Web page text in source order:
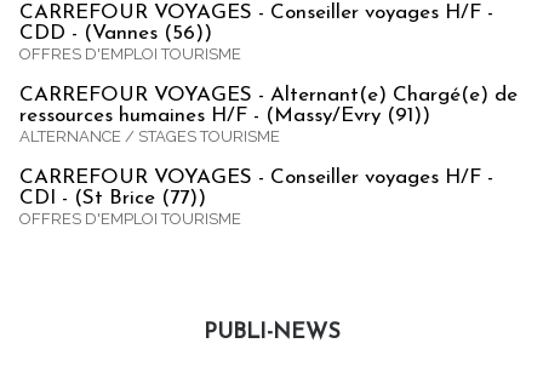
CARREFOUR VOYAGES - Conseiller voyages H/F -
CDD - (Vannes (56))
OFFRES D'EMPLOI TOURISME
CARREFOUR VOYAGES - Alternant(e) Chargé(e) de
ressources humaines H/F - (Massy/Evry (91))
ALTERNANCE / STAGES TOURISME
CARREFOUR VOYAGES - Conseiller voyages H/F -
CDI - (St Brice (77))
OFFRES D'EMPLOI TOURISME
PUBLI-NEWS